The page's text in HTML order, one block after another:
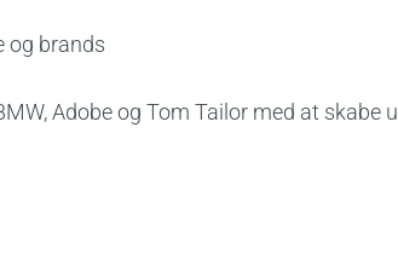
og brands
Adobe og Tom Tailor med at skabe